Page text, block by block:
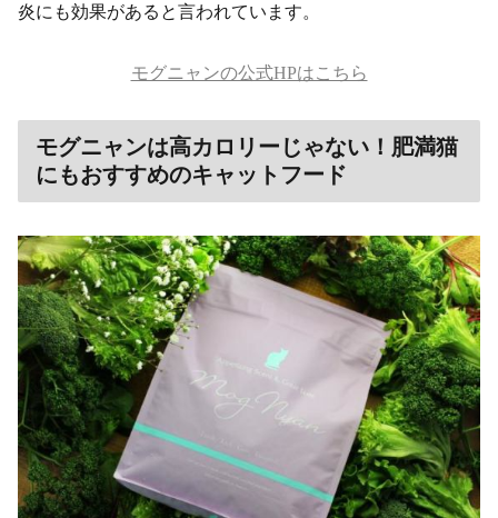
炎にも効果があると言われています。
モグニャンの公式HPはこちら
モグニャンは高カロリーじゃない！肥満猫
にもおすすめのキャットフード